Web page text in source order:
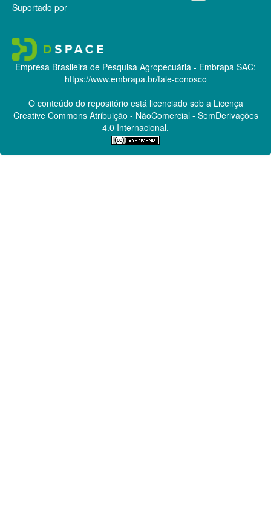
Suportado por
Empresa Brasileira de Pesquisa Agropecuária - Embrapa SAC:
https://www.embrapa.br/fale-conosco
O conteúdo do repositório está licenciado sob a Licença
Creative CommonsAtribuição - NãoComercial - SemDerivações
4.0 Internacional.